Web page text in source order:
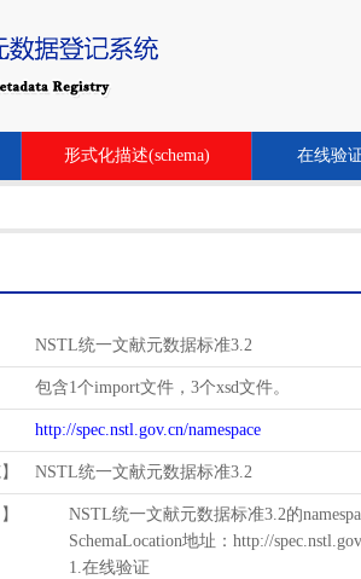
形式化描述(schema) 在线验
NSTL统一文献元数据标准3.2
包含1个import文件，3个xsd文件。
http://spec.nstl.gov.cn/namespace
NSTL统一文献元数据标准3.2
NSTL统一文献元数据标准3.2的
SchemaLocation地址：http://
1.在线验证